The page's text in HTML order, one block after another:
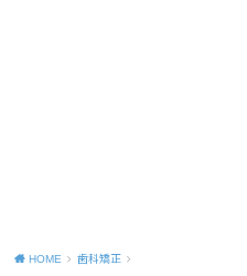
HOME 歯科矯正